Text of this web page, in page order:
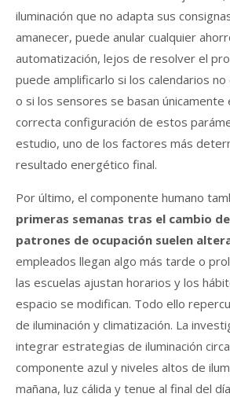
iluminación que no adapta sus
amanecer, puede anular cualquier
automatización, lejos de resolver el
puede amplificarlo si los calendarios
o si los sensores se basan únicamente
correcta configuración de estos
estudio, uno de los factores más
resultado energético final.
Por último, el componente humano
primeras semanas tras el cambio
patrones de ocupación suelen
empleados llegan algo más tarde o
las escuelas ajustan horarios y los
espacio se modifican. Todo ello
de iluminación y climatización. La
integrar estrategias de iluminación
componente azul y niveles altos de
mañana, luz cálida y tenue al final del